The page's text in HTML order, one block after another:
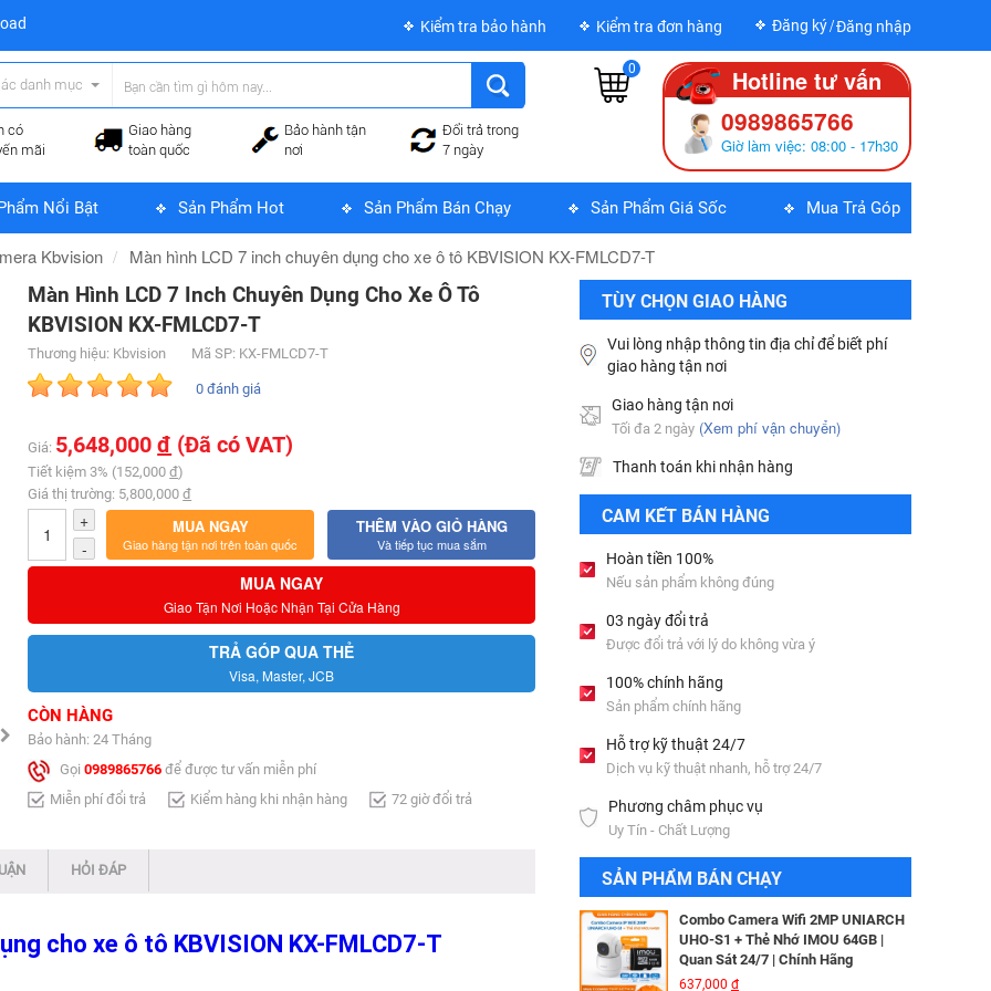
Kiểm tra bảo hành Kiểm tra đơn hàng Đăng ký Đăng nhập
danh mục
0
có
mãi
Giao hàng
toàn quốc
Bảo hành tận
nơi
Đổi trả trong
7 ngày
Hotline tư vấn
0989865766
Giờ làm việc: 08:00 - 17h30
Nổi Bật Sản Phẩm Hot Sản Phẩm Bán Chạy Sản Phẩm Giá Sốc Mua Trả Góp
Kbvision Màn hình LCD 7 inch chuyên dụng cho xe ô tô KBVISION KX-FMLCD7-T
Màn Hình LCD 7 Inch Chuyên Dụng Cho Xe Ô Tô
KBVISION KX-FMLCD7-T
Thương hiệu: Kbvision Mã SP: KX-FMLCD7-T
0 đánh giá
Giá: 5,648,000đ (Đã có VAT)
Tiết kiệm 3% (152,000đ)
Giá thị trường: 5,800,000đ
+
-
MUA NGAY
Giao hàng tận nơi trên toàn quốc
THÊM VÀO GIỎ HÀNG
Và tiếp tục mua sắm
MUA NGAY
Giao Tận Nơi Hoặc Nhận Tại Cửa Hàng
TRẢ GÓP QUA THẺ
Visa, Master, JCB
CÒN HÀNG
Bảo hành: 24 Tháng
Gọi0989865766 để được tư vấn miễn phí
Miễn phí đổi trả
Kiểm hàng khi nhận hàng 72 giờ đổi trả
HỎI ĐÁP
cho xe ô tô KBVISION KX-FMLCD7-T
TÙY CHỌN GIAO HÀNG
Vui lòng nhập thông tin địa chỉ để biết phí
giao hàng tận nơi
Giao hàng tận nơi
Tối đa 2 ngày (Xem phí vận chuyển)
Thanh toán khi nhận hàng
CAM KẾT BÁN HÀNG
Hoàn tiền 100%
Nếu sản phẩm không đúng
03 ngày đổi trả
Được đổi trả với lý do không vừa ý
100% chính hãng
Sản phẩm chính hãng
Hỗ trợ kỹ thuật 24/7
Dịch vụ kỹ thuật nhanh, hỗ trợ 24/7
Phương châm phục vụ
Uy Tín - Chất Lượng
SẢN PHẨM BÁN CHẠY
MÁY IN BROTHER DCP-B7620DW
5,690,000
MÁY IN KIM EPSON LQ310 - 01 Y
53,678,000
Bộ lưu điện UPS Online SANTAK
C6KS_LCD
2WT Kèm Thẻ Nhớ IMOU 64GB |
Xem Từ Xa | Dễ Lắp Đặt
Camera IP Wifi 2MP UNIARCH UHO-
Từ Xa | Dễ Lắp Đặt
624,000đ
Combo Camera IP Wifi UNIARCH
UHO-S2 2MP Kèm Thẻ Nhớ IMOU
64GB | Phù Hợp Nhà & Cửa Hàng
583,000 đ
Combo Camera Wifi 2MP UNIARCH
UHO-S1 + Thẻ Nhớ IMOU 64GB |
Quan Sát 24/7 | Chính Hãng
637,000 đ
Camera IP Dome 4.0 Megapixel
HIKVISION DS-2CD2346G2-ISU/SL​
3,256,000
Camera IP HIKVISION DS-
3,344,000đ
Camera IP Turret 4MP Hikvision DS-
2CD2343G2-LI2U
2,326,000
Camera IP AcuSense thân trụ 2MP